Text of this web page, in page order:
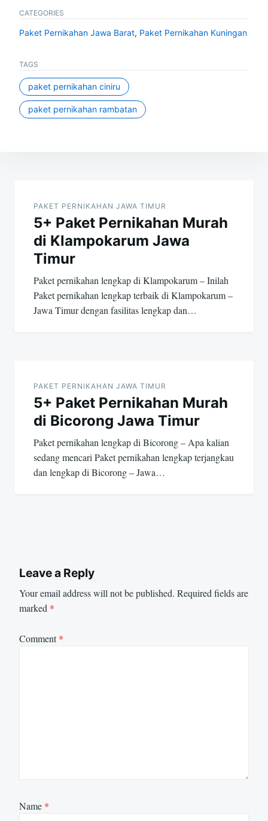
CATEGORIES
Paket Pernikahan Jawa Barat, Paket Pernikahan Kuningan
TAGS
paket pernikahan ciniru
paket pernikahan rambatan
navigation
PAKET PERNIKAHAN JAWA TIMUR
5+ Paket Pernikahan Murah
di Klampokarum Jawa
Timur
Paket pernikahan lengkap di Klampokarum – Inilah
Paket pernikahan lengkap terbaik di Klampokarum –
Jawa Timur dengan fasilitas lengkap dan…
PAKET PERNIKAHAN JAWA TIMUR
5+ Paket Pernikahan Murah
di Bicorong Jawa Timur
Paket pernikahan lengkap di Bicorong – Apa kalian
sedang mencari Paket pernikahan lengkap terjangkau
dan lengkap di Bicorong – Jawa…
Leave a Reply
Your email address will not be published. Required fields are
marked *
Comment*
Name *